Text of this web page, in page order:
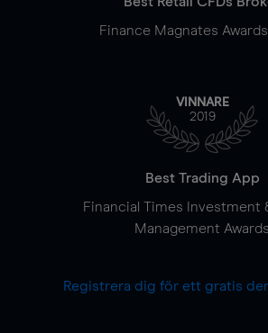
Finance Magnates
VINNARE
2019
Best Trading App
Financial Times Investment
Management Awards
Registrera dig för ett gratis